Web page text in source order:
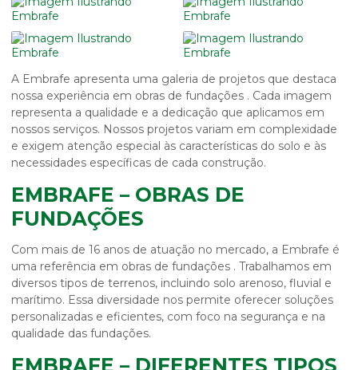
A Embrafe apresenta uma galeria de projetos que destaca
nossa experiência em obras de fundações . Cada imagem
representa a qualidade e a dedicação que aplicamos em
nossos serviços. Nossos projetos variam em complexidade
e exigem atenção especial às características do solo e às
necessidades específicas de cada construção.
EMBRAFE – OBRAS DE
FUNDAÇÕES
Com mais de 16 anos de atuação no mercado, a Embrafe é
uma referência em obras de fundações . Trabalhamos em
diversos tipos de terrenos, incluindo solo arenoso, fluvial e
marítimo. Essa diversidade nos permite oferecer soluções
personalizadas e eficientes, com foco na segurança e na
qualidade das fundações.
EMBRAFE – DIFERENTES TIPOS